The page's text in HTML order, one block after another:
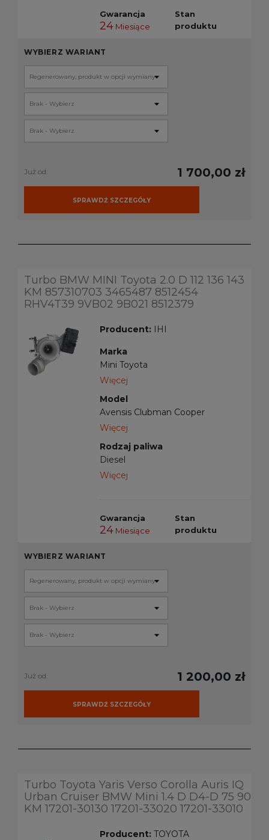
Gwarancja
24Miesiące
Stan
produktu
WYBIERZ WARIANT
Już od: 1 700,00 zł
SPRAWDŹ SZCZEGÓŁY
Turbo BMW MINI Toyota 2.0 D 112 136 143
KM 857310703 3465487 8512454
RHV4T39 9VB02 9B021 8512379
Producent: IHI
Marka
Mini Toyota
Więcej
Model
Avensis Clubman Cooper
Countryman Paceman RAV4
Więcej
Rodzaj paliwa
Diesel
Więcej
Gwarancja
24Miesiące
Stan
produktu
WYBIERZ WARIANT
Już od: 1 200,00 zł
SPRAWDŹ SZCZEGÓŁY
Turbo Toyota Yaris Verso Corolla Auris IQ
Urban Cruiser BMW Mini 1.4 D D4-D 75 90
KM 17201-30130 17201-33020 17201-33010
Producent: TOYOTA